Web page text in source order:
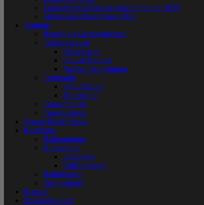
Landesverbandsmeisterschaft Omnium 2025
Südniedersachsen Cross 2025
Training
Regeln bei Gruppenfahrten
Trainingszeiten
Erwachsene
Frauen-Training
Nachwuchs-Training
Treffpunkt
SVG-Stadion
Jahnstadion
Trainer*innen
Trainingslager
Unsere Fahrer*innen
Rennbahn
Bahnordnung
Hintergrund
Interviews
Eröffnungstag
Bahnrenntag
Spendentafel
Kontakt
Mitglied werden